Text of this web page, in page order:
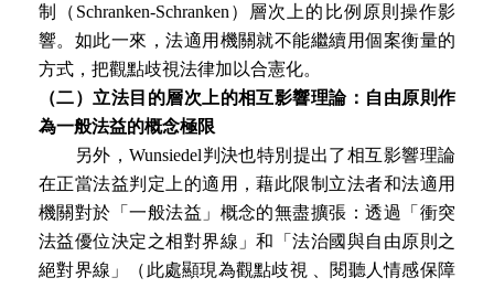
制（Schranken-Schranken）層次上的比例原則操作影
響。如此一來，法適用機關就不能繼續用個案衡量的
方式，把觀點歧視法律加以合憲化。
（二）立法目的層次上的相互影響理論：自由原則作
為一般法益的概念極限
另外，Wunsiedel判決也特別提出了相互影響理論
在正當法益判定上的適用，藉此限制立法者和法適用
機關對於「一般法益」概念的無盡擴張：透過「衝突
法益優位決定之相對界線」和「法治國與自由原則之
絕對界線」（此處顯現為觀點歧視 、閱聽人情感保障